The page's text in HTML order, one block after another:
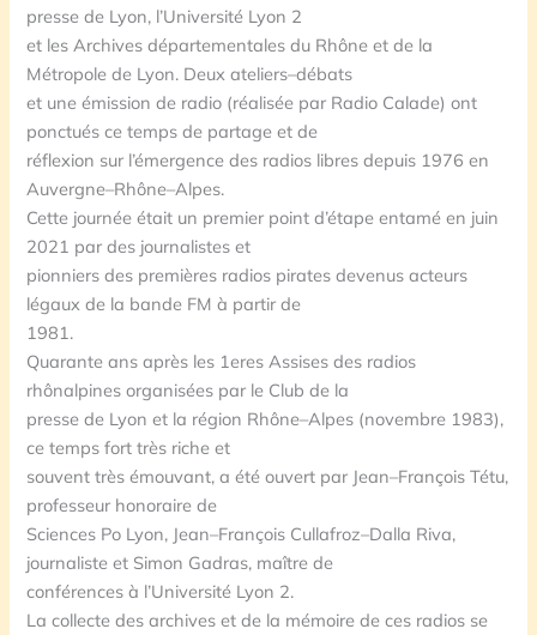
presse de Lyon, l’Université Lyon 2
et les Archives départementales du Rhône et de la
Métropole de Lyon. Deux ateliers–débats
et une émission de radio (réalisée par Radio Calade) ont
ponctués ce temps de partage et de
réflexion sur l’émergence des radios libres depuis 1976 en
Auvergne–Rhône–Alpes.
Cette journée était un premier point d’étape entamé en juin
2021 par des journalistes et
pionniers des premières radios pirates devenus acteurs
légaux de la bande FM à partir de
1981.
Quarante ans après les 1eres Assises des radios
rhônalpines organisées par le Club de la
presse de Lyon et la région Rhône–Alpes (novembre 1983),
ce temps fort très riche et
souvent très émouvant, a été ouvert par Jean–François Tétu,
professeur honoraire de
Sciences Po Lyon, Jean–François Cullafroz–Dalla Riva,
journaliste et Simon Gadras, maître de
conférences à l’Université Lyon 2.
La collecte des archives et de la mémoire de ces radios se